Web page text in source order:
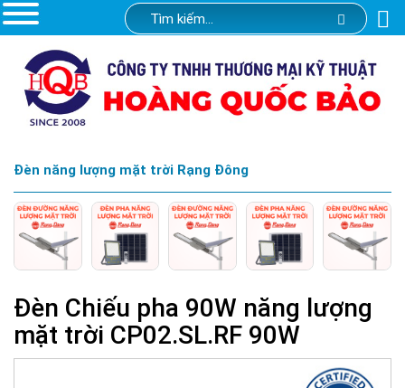
Đèn năng lượng mặt trời Rạng Đông
Đèn Chiếu pha 90W năng lượng
mặt trời CP02.SL.RF 90W